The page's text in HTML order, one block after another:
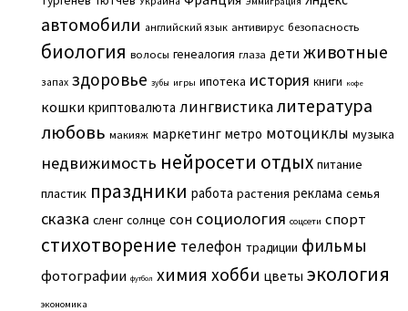
автомобили английский язык антивирус безопасность
биология волосы генеалогия глаза дети животные
запах здоровье зубы игры ипотека история книги кофе
кошки криптовалюта лингвистикалитература
любовь макияж маркетинг метро мотоциклы музыка
недвижимость нейросети отдых питание
пластик праздники работа растения реклама семья
сказка сленг солнце сон социология соцсети спорт
стихотворение телефон традиции фильмы
фотографии футбол химия хобби цветы экология
экономика